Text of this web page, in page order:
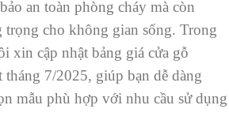
an toàn phòng cháy mà còn
trọng cho không gian sống. Trong
xin cập nhật bảng giá cửa gỗ
7/2025, giúp bạn dễ dàng
mẫu phù hợp với nhu cầu sử dụng